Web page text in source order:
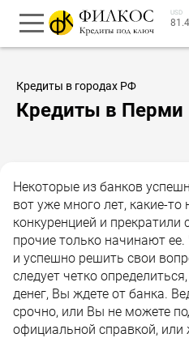
USD
Кредиты в городах РФ
Кредиты в Перми
Некоторые из банков
вот уже много лет, какие-то
конкуренцией и прекратили
прочие только начинают
и успешно решить свои
следует четко
денег, Вы ждете от банка.
срочно, или Вы не можете
официальной справкой, или